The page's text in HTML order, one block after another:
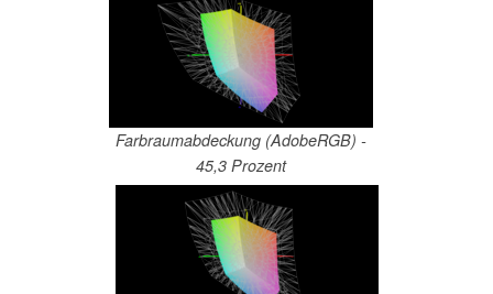
Farbraumabdeckung (AdobeRGB) -
45,3 Prozent